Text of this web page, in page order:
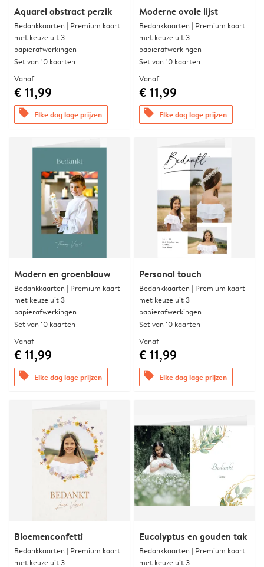
Aquarel abstract perzik
Bedankkaarten | Premium kaart
met keuze uit 3
papierafwerkingen
Set van 10 kaarten
Vanaf
€ 11,99
offers Elke dag lage prijzen
Moderne ovale lijst
Bedankkaarten | Premium kaart
met keuze uit 3
papierafwerkingen
Set van 10 kaarten
Vanaf
€ 11,99
offers Elke dag lage prijzen
Modern en groenblauw
Bedankkaarten | Premium kaart
met keuze uit 3
papierafwerkingen
Set van 10 kaarten
Vanaf
€ 11,99
offers Elke dag lage prijzen
Personal touch
Bedankkaarten | Premium kaart
met keuze uit 3
papierafwerkingen
Set van 10 kaarten
Vanaf
€ 11,99
offers Elke dag lage prijzen
Bloemenconfetti
Bedankkaarten | Premium kaart
met keuze uit 3
Eucalyptus en gouden tak
Bedankkaarten | Premium kaart
met keuze uit 3